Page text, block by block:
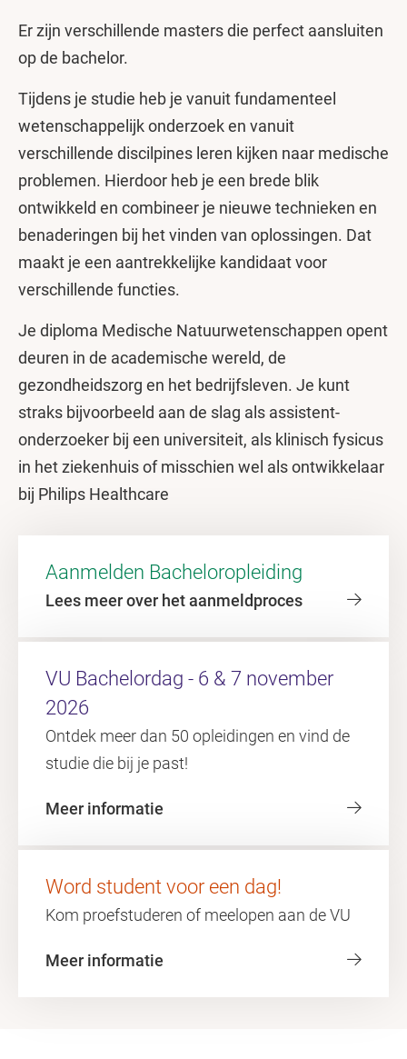
Er zijn verschillende masters die perfect aansluiten
op de bachelor.
Tijdens je studie heb je vanuit fundamenteel
wetenschappelijk onderzoek en vanuit
verschillende discilpines leren kijken naar medische
problemen. Hierdoor heb je een brede blik
ontwikkeld en combineer je nieuwe technieken en
benaderingen bij het vinden van oplossingen. Dat
maakt je een aantrekkelijke kandidaat voor
verschillende functies.
Je diploma Medische Natuurwetenschappen opent
deuren in de academische wereld, de
gezondheidszorg en het bedrijfsleven. Je kunt
straks bijvoorbeeld aan de slag als assistent-
onderzoeker bij een universiteit, als klinisch fysicus
in het ziekenhuis of misschien wel als ontwikkelaar
bij Philips Healthcare
Aanmelden Bacheloropleiding
Lees meer over het aanmeldproces
VU Bachelordag - 6 & 7 november
2026
Ontdek meer dan 50 opleidingen en vind de
studie die bij je past!
Meer informatie
Word student voor een dag!
Kom proefstuderen of meelopen aan de VU
Meer informatie